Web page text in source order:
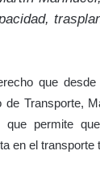
que
Transporte,
permite
en el